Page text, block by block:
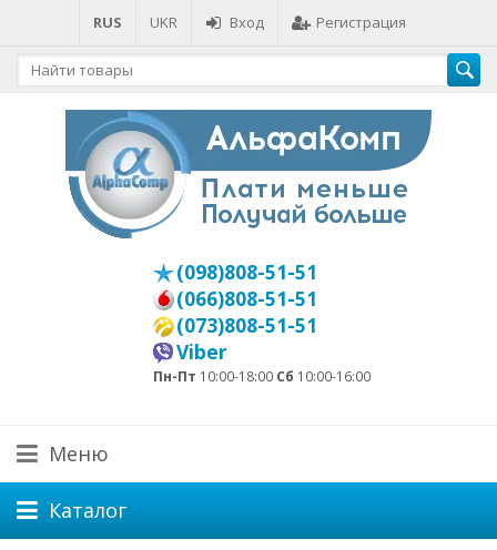
RUS UKR Вход Регистрация
(098)808-51-51
(066)808-51-51
(073)808-51-51
Viber
Пн-Пт 10:00-18:00 Сб 10:00-16:00
Меню
Каталог